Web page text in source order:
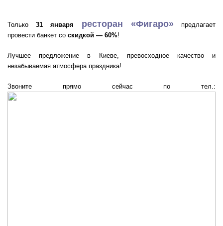
Только31 января ресторан «Фигаро»предлагает
провести банкет со скидкой — 60%!
Лучшее предложение в Киеве, превосходное качество и
незабываемая атмосфера праздника!
Звоните прямо сейчас по тел.: